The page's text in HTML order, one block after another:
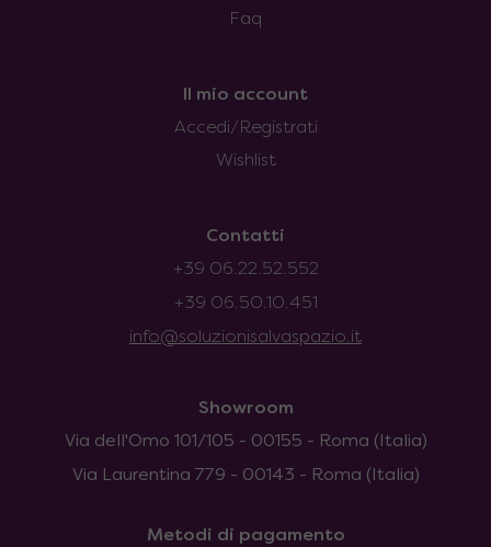
Faq
Il mio account
Accedi/Registrati
Wishlist
Contatti
+39 06.22.52.552
+39 06.50.10.451
info@soluzionisalvaspazio.it
Showroom
Via dell'Omo 101/105 - 00155 - Roma (Italia)
Via Laurentina 779 - 00143 - Roma (Italia)
Metodi di pagamento